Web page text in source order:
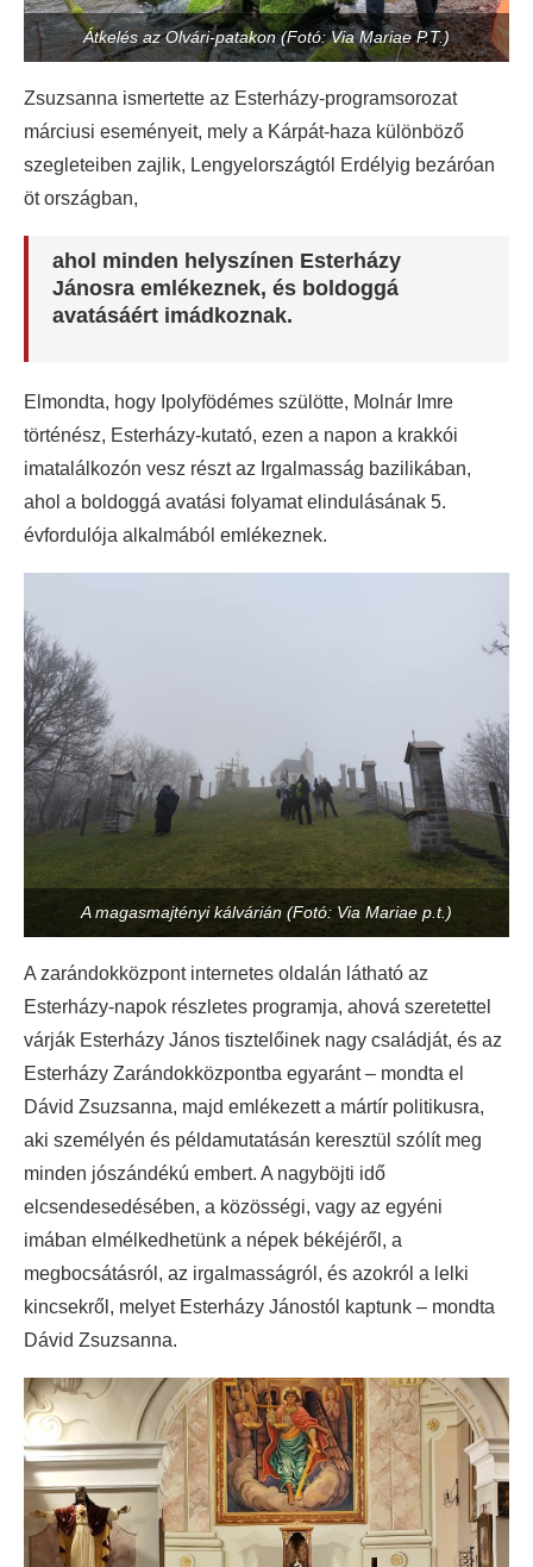
Átkelés az Olvári-patakon (Fotó: Via Mariae P.T.)
Zsuzsanna ismertette az Esterházy-programsorozat
márciusi eseményeit, mely a Kárpát-haza különböző
szegleteiben zajlik, Lengyelországtól Erdélyig bezáróan
öt országban,
ahol minden helyszínen Esterházy
Jánosra emlékeznek, és boldoggá
avatásáért imádkoznak.
Elmondta, hogy Ipolyfödémes szülötte, Molnár Imre
történész, Esterházy-kutató, ezen a napon a krakkói
imatalálkozón vesz részt az Irgalmasság bazilikában,
ahol a boldoggá avatási folyamat elindulásának 5.
évfordulója alkalmából emlékeznek.
A magasmajtényi kálvárián (Fotó: Via Mariae p.t.)
A zarándokközpont internetes oldalán látható az
Esterházy-napok részletes programja, ahová szeretettel
várják Esterházy János tisztelőinek nagy családját, és az
Esterházy Zarándokközpontba egyaránt – mondta el
Dávid Zsuzsanna, majd emlékezett a mártír politikusra,
aki személyén és példamutatásán keresztül szólít meg
minden jószándékú embert. A nagyböjti idő
elcsendesedésében, a közösségi, vagy az egyéni
imában elmélkedhetünk a népek békéjéről, a
megbocsátásról, az irgalmasságról, és azokról a lelki
kincsekről, melyet Esterházy Jánostól kaptunk – mondta
Dávid Zsuzsanna.